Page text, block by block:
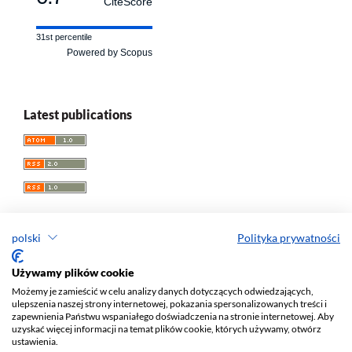
polski Polityka prywatności
Używamy plików cookie
Możemy je zamieścić w celu analizy danych dotyczących odwiedzających,
ulepszenia naszej strony internetowej, pokazania spersonalizowanych treści i
zapewnienia Państwu wspaniałego doświadczenia na stronie internetowej. Aby
uzyskać więcej informacji na temat plików cookie, których używamy, otwórz
ustawienia.
31st percentile
Powered by Scopus
Latest publications
Przegląd Socjologii Jakościowej
e-ISSN 1733-8069
Redaktor naczelny: Krzysztof Tomasz Konecki
Wydawca: Wydawnictwo Uniwersytetu Łódzkiego (www)